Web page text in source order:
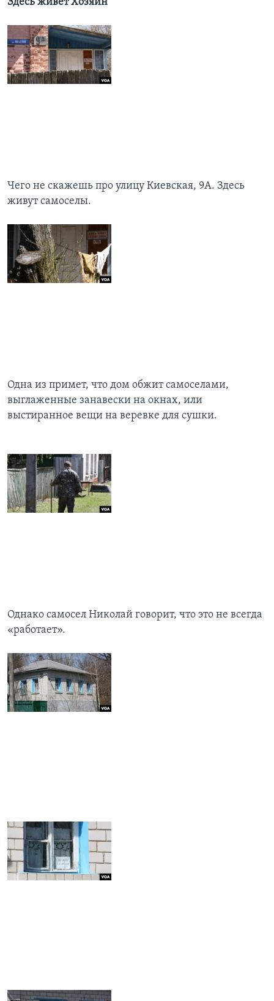
Здесь живет Хозяин
Чего не скажешь про улицу Киевская, 9А. Здесь
живут самоселы.
Одна из примет, что дом обжит самоселами,
выглаженные занавески на окнах, или
выстиранное вещи на веревке для сушки.
Однако самосел Николай говорит, что это не всегда
«работает».